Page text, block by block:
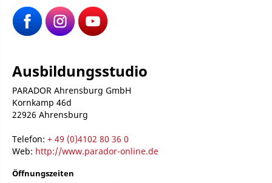
Ausbildungsstudio
PARADOR Ahrensburg GmbH
Kornkamp 46d
22926 Ahrensburg
Telefon: + 49 (0)4102 80 36 0
Web: http://www.parador-online.de
Öffnungszeiten